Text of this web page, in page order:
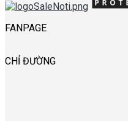
FANPAGE
CHỈ ĐƯỜNG